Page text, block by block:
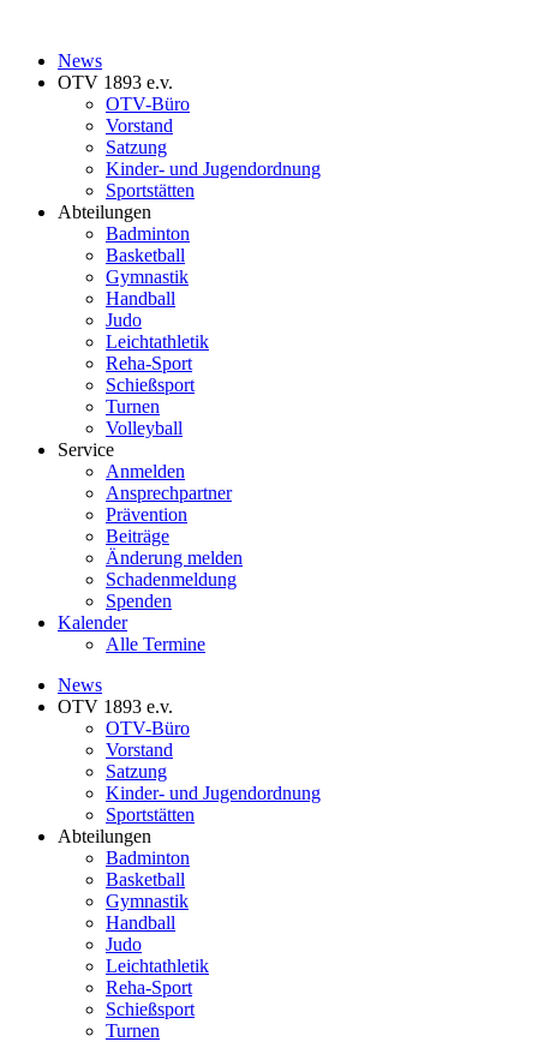
News
OTV 1893 e.v.
OTV-Büro
Vorstand
Satzung
Kinder- und Jugendordnung
Sportstätten
Abteilungen
Badminton
Basketball
Gymnastik
Handball
Judo
Leichtathletik
Reha-Sport
Schießsport
Turnen
Volleyball
Service
Anmelden
Ansprechpartner
Prävention
Beiträge
Änderung melden
Schadenmeldung
Spenden
Kalender
Alle Termine
News
OTV 1893 e.v.
OTV-Büro
Vorstand
Satzung
Kinder- und Jugendordnung
Sportstätten
Abteilungen
Badminton
Basketball
Gymnastik
Handball
Judo
Leichtathletik
Reha-Sport
Schießsport
Turnen